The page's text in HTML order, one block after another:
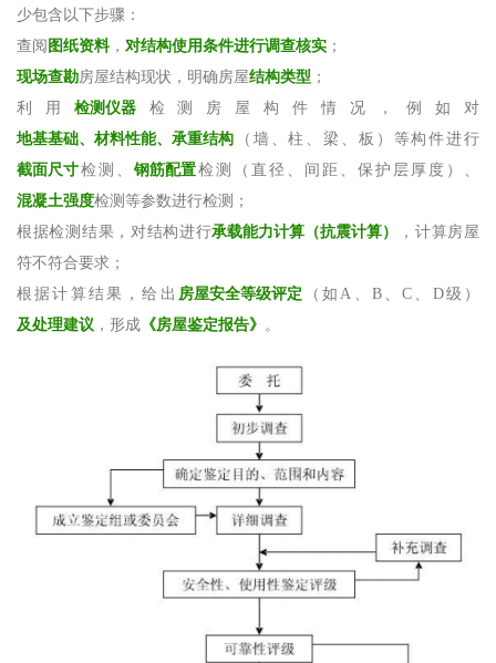
少包含以下步骤：
查阅 图纸资料， 对结构使用条件进行调查核实 ；
现场查勘房屋结构现状，明确房屋结构类型 ；
利用 检测仪器检测房屋构件情况，例如对
地基基础、材料性能、承重结构 （墙、柱、梁、板）等构件进行
截面尺寸检测、 钢筋配置检测（直径、间距、保护层厚度）、
混凝土强度检测等参数进行检测；
根据检测结果，对结构进行承载能力计算（抗震计算）
，计算房屋
符不符合要求；
根据计算结果，给出 房屋安全等级评定 （如A、B、C、D级）
及处理建议 ，形成 《房屋鉴定报告》 。